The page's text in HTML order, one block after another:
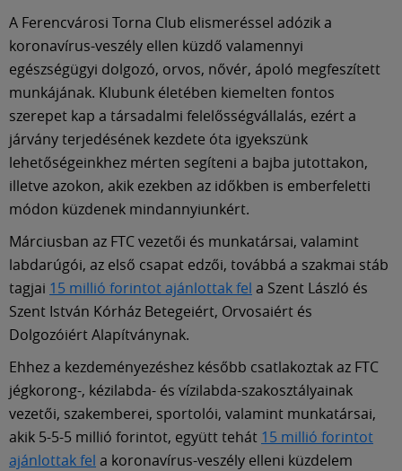
A Ferencvárosi Torna Club elismeréssel adózik a
koronavírus-veszély ellen küzdő valamennyi
egészségügyi dolgozó, orvos, nővér, ápoló megfeszített
munkájának. Klubunk életében kiemelten fontos
szerepet kap a társadalmi felelősségvállalás, ezért a
járvány terjedésének kezdete óta igyekszünk
lehetőségeinkhez mérten segíteni a bajba jutottakon,
illetve azokon, akik ezekben az időkben is emberfeletti
módon küzdenek mindannyiunkért.
Márciusban az FTC vezetői és munkatársai, valamint
labdarúgói, az első csapat edzői, továbbá a szakmai stáb
tagjai 15 millió forintot ajánlottak fel a Szent László és
Szent István Kórház Betegeiért, Orvosaiért és
Dolgozóiért Alapítványnak.
Ehhez a kezdeményezéshez később csatlakoztak az FTC
jégkorong-, kézilabda- és vízilabda-szakosztályainak
vezetői, szakemberei, sportolói, valamint munkatársai,
akik 5-5-5 millió forintot, együtt tehát 15 millió forintot
ajánlottak fel a koronavírus-veszély elleni küzdelem
Szolgáltatások
Shop
Közösség
Múzeum
English